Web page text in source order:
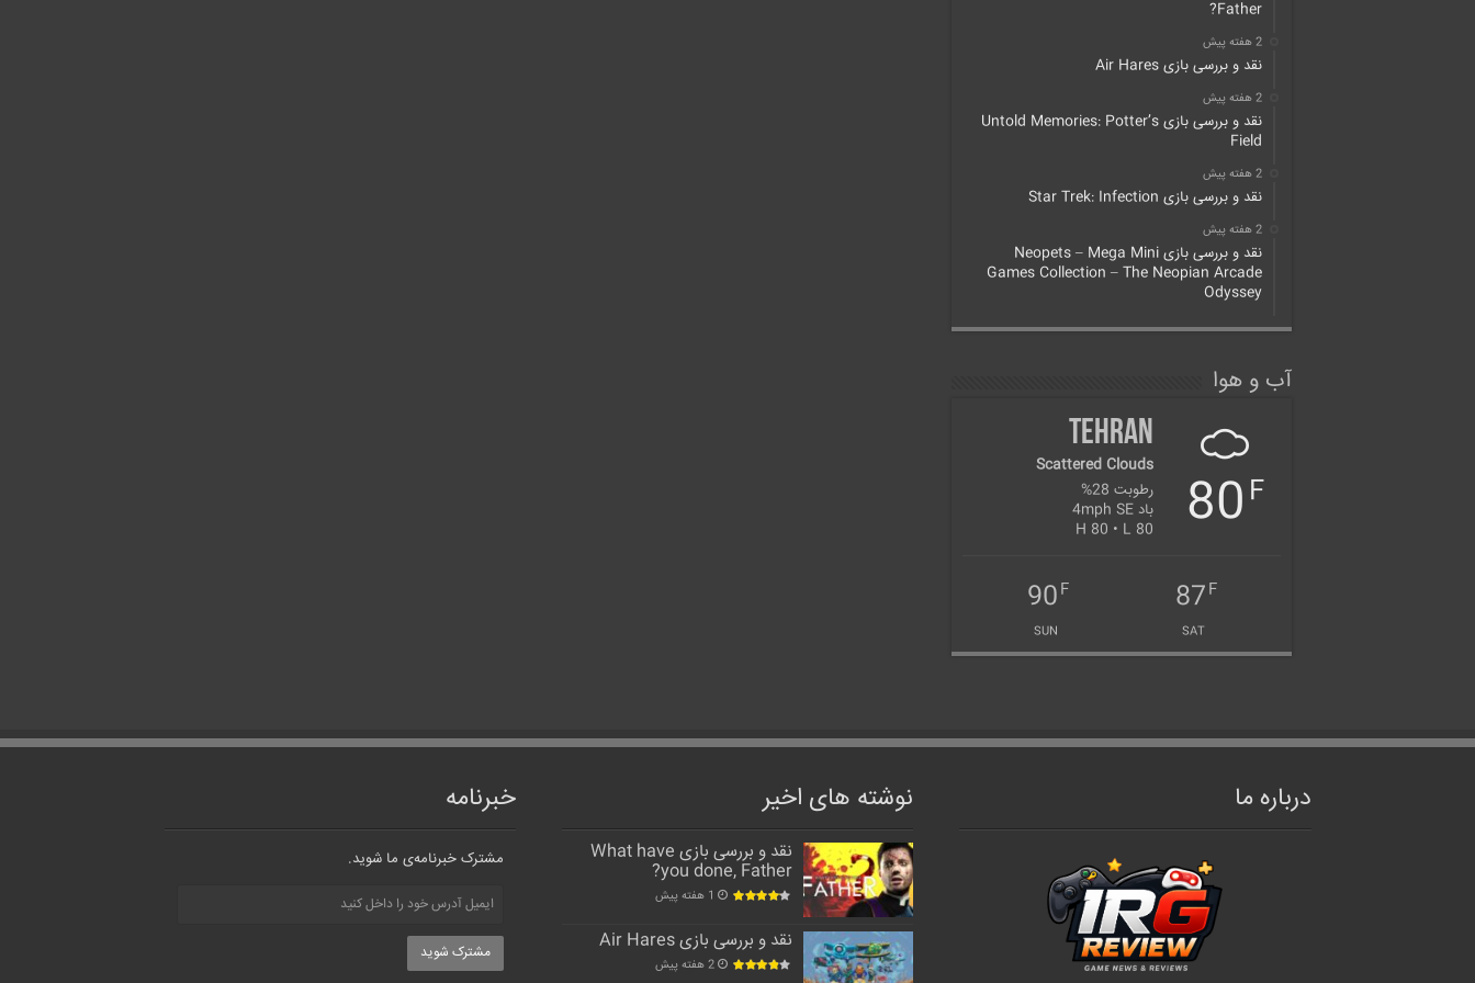
Father?
2 هفته پیش
نقد و بررسی بازی Air Hares
2 هفته پیش
نقد و بررسی بازی Untold Memories: Potter’s
Field
2 هفته پیش
نقد و بررسی بازی Star Trek: Infection
2 هفته پیش
نقد و بررسی بازی Neopets – Mega Mini
Games Collection – The Neopian Arcade
Odyssey
آب و هوا
80 F
Tehran
Scattered Clouds
رطوبت 28%
باد 4mph SE
H 80 • L 80
87F
SAT
90F
SUN
درباره ما نوشته های اخیر
نقد و بررسی بازی What have
you done, Father?
1 هفته پیش
نقد و بررسی بازی Air Hares
2 هفته پیش
خبرنامه
مشترک خبرنامه‌ی ما شوید.